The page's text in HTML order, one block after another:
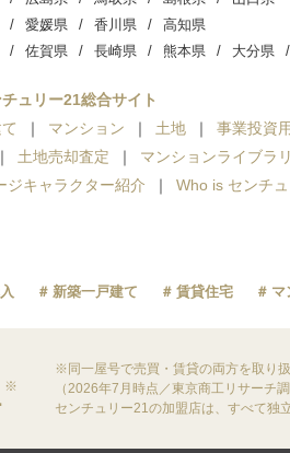
愛媛県 香川県 高知県
佐賀県 長崎県 熊本県 大分県
ュリー21総合サイト
マンション 土地 事業投資
土地売却査定 マンションライブラ
ジキャラクター紹介 Who is センチ
新築一戸建て 賃貸住宅 マ
※
※同一屋号で売買・賃貸の両方を取り
（2026年7月時点／東京商工リサーチ調
センチュリー21の加盟店は、すべて独